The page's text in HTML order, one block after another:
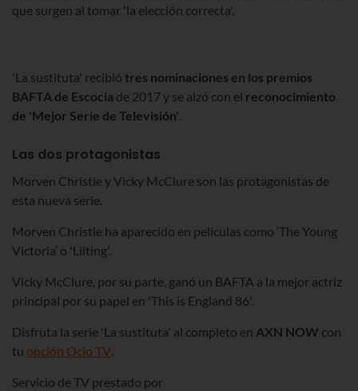
que surgen al tomar 'la elección correcta'.
'La sustituta' recibió tres nominaciones en los premios
BAFTA de Escocia de 2017 y se alzó con el reconocimiento
de 'Mejor Serie de Televisión'.
Las dos protagonistas
Morven Christie y Vicky McClure son las protagonistas de
esta nueva serie.
Morven Christie ha aparecido en películas como ‘The Young
Victoria’ o 'Lilting'.
Vicky McClure, por su parte, ganó un BAFTA a la mejor actriz
principal por su papel en 'This is England 86'.
Disfruta la serie 'La sustituta' al completo en AXN NOW con
tu opción Ocio TV.
Servicio de TV prestado por